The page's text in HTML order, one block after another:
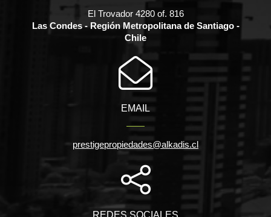
El Trovador 4280 of. 816
Las Condes - Región Metropolitana de Santiago -
Chile
EMAIL
prestigepropiedades@alkadis.cl